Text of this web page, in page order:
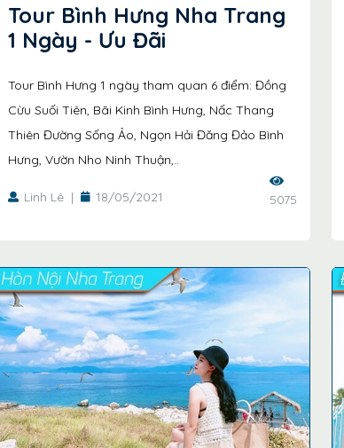
Tour Bình Hưng Nha Trang
1 Ngày - Ưu Đãi
Tour Bình Hưng 1 ngày tham quan 6 điểm: Đồng
Cừu Suối Tiên, Bãi Kinh Bình Hưng, Nấc Thang
Thiên Đường Sống Ảo, Ngọn Hải Đăng Đảo Bình
Hưng, Vườn Nho Ninh Thuận,..
Linh Lê | 18/05/2021 5075